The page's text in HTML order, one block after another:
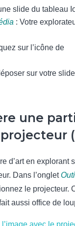
slide du tableau
: Votre
sur l’icône de
sur votre
une
(
d’art en explorant
Dans l’onglet
le projecteur.
aussi office de